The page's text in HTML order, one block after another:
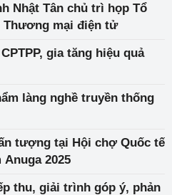
Nhật Tân chủ trì họp Tổ
Thương mại điện tử
gia tăng hiệu quả
làng nghề truyền thống
tượng tại Hội chợ Quốc tế
2025
thu, giải trình góp ý, phản